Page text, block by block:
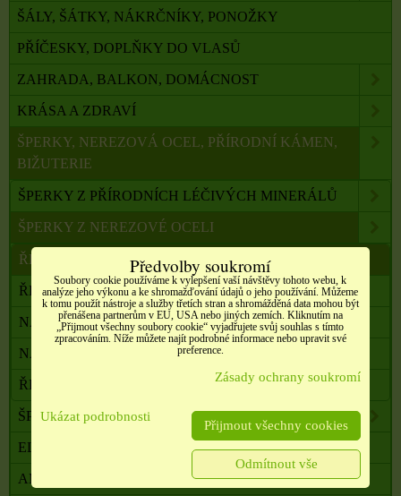
ŠÁLY, ŠÁTKY, NÁKRČNÍKY, PONOŽKY
PŘÍČESKY, DOPLŇKY DO VLASŮ
ZAHRADA, BALKON, DOMÁCNOST
KRÁSA A ZDRAVÍ
ŠPERKY, NEREZOVÁ OCEL, PŘÍRODNÍ KÁMEN,
BIŽUTERIE
ŠPERKY Z PŘÍRODNÍCH LÉČIVÝCH MINERÁLŮ
ŠPERKY Z NEREZOVÉ OCELI
ŘETÍZKY S PŘÍVĚSKEM
ŘETÍZKY S PŘÍVĚSKEM PÍSMENA
NÁRAMKY
NÁUŠNICE
ŘETÍZKY NA NOHU
ŠPERKY BIŽUTERIE, KŮŽE, DŘEVO
ELEGANTNÍ, SVÁTEČNÍ ŠPERKY
AMULETY A TALISMANY
Předvolby soukromí
Soubory cookie používáme k vylepšení vaší návštěvy tohoto webu, k
analýze jeho výkonu a ke shromažďování údajů o jeho používání. Můžeme
k tomu použít nástroje a služby třetích stran a shromážděná data mohou být
přenášena partnerům v EU, USA nebo jiných zemích. Kliknutím na
„Přijmout všechny soubory cookie“ vyjadřujete svůj souhlas s tímto
zpracováním. Níže můžete najít podrobné informace nebo upravit své
preference.
Zásady ochrany soukromí
Ukázat podrobnosti
Přijmout všechny cookies
Odmítnout vše